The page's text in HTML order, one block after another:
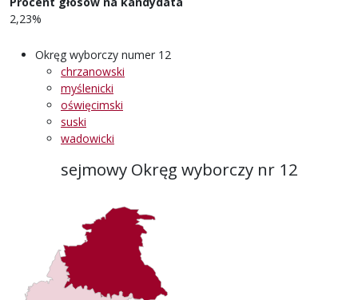
2,23%
Okręg wyborczy numer 12
chrzanowski
myślenicki
oświęcimski
suski
wadowicki
sejmowy Okręg wyborczy nr 12